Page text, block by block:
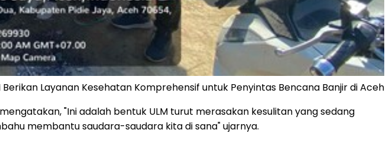
Layanan Kesehatan Komprehensif untuk Penyintas Bencana Banjir di Aceh
"Ini adalah bentuk ULM turut merasakan kesulitan yang sedang
membantu saudara-saudara kita di sana" ujarnya.